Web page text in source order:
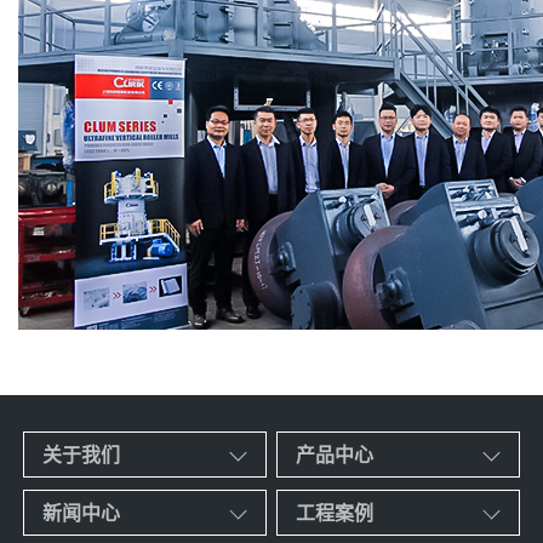
关于我们 产品中心
新闻中心 工程案例